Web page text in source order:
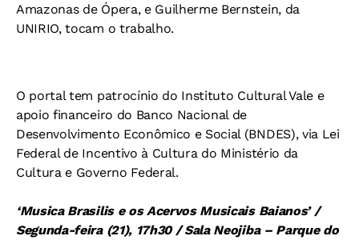
Amazonas de Ópera, e Guilherme Bernstein, da
UNIRIO, tocam o trabalho.
O portal tem patrocínio do Instituto Cultural Vale e
apoio financeiro do Banco Nacional de
Desenvolvimento Econômico e Social (BNDES), via Lei
Federal de Incentivo à Cultura do Ministério da
Cultura e Governo Federal.
‘Musica Brasilis e os Acervos Musicais Baianos’ /
Segunda-feira (21), 17h30 / Sala Neojiba – Parque do